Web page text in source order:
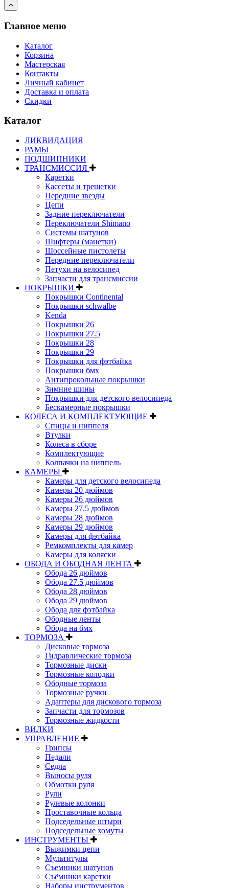
Главное меню
Каталог
Корзина
Мастерская
Контакты
Личный кабинет
Доставка и оплата
Скидки
Каталог
ЛИКВИДАЦИЯ
РАМЫ
ПОДШИПНИКИ
ТРАНСМИССИЯ
Каретки
Кассеты и трещетки
Передние звезды
Цепи
Задние переключатели
Переключатели Shimano
Системы шатунов
Шифтеры (манетки)
Шоссейные пистолеты
Передние переключатели
Петухи на велосипед
Запчасти для трансмиссии
ПОКРЫШКИ
Покрышки Continental
Покрышки schwalbe
Kenda
Покрышки 26
Покрышки 27.5
Покрышки 28
Покрышки 29
Покрышки для фэтбайка
Покрышки бмх
Антипрокольные покрышки
Зимние шины
Покрышки для детского велосипеда
Бескамерные покрышки
КОЛЕСА И КОМПЛЕКТУЮЩИЕ
Спицы и ниппеля
Втулки
Колеса в сборе
Комплектующие
Колпачки на ниппель
КАМЕРЫ
Камеры для детского велосипеда
Камеры 20 дюймов
Камеры 26 дюймов
Камеры 27.5 дюймов
Камеры 28 дюймов
Камеры 29 дюймов
Камеры для фэтбайка
Ремкомплекты для камер
Камеры для коляски
ОБОДА И ОБОДНАЯ ЛЕНТА
Обода 26 дюймов
Обода 27.5 дюймов
Обода 28 дюймов
Обода 29 дюймов
Обода для фэтбайка
Ободные ленты
Обода на бмх
ТОРМОЗА
Дисковые тормоза
Гидравлические тормоза
Тормозные диски
Тормозные колодки
Ободные тормоза
Тормозные ручки
Адаптеры для дискового тормоза
Запчасти для тормозов
Тормозные жидкости
ВИЛКИ
УПРАВЛЕНИЕ
Грипсы
Педали
Седла
Выносы руля
Обмотки руля
Рули
Рулевые колонки
Проставочные кольца
Подседельные штыри
Подседельные хомуты
ИНСТРУМЕНТЫ
Выжимки цепи
Мультитулы
Съемники шатунов
Съёмники каретки
Наборы инструментов